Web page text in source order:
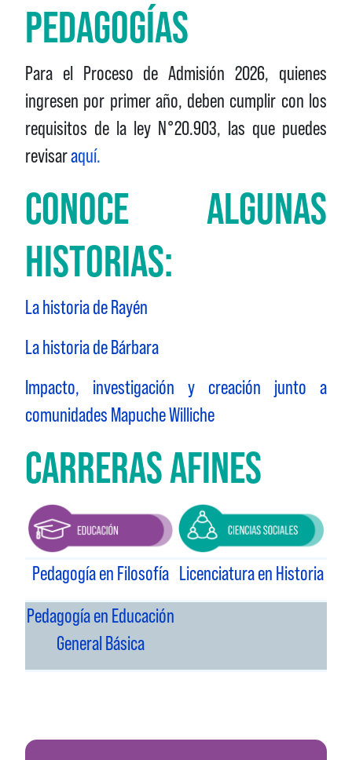
PEDAGOGÍAS
Para el Proceso de Admisión 2026, quienes
ingresen por primer año, deben cumplir con los
requisitos de la ley N°20.903, las que puedes
revisaraquí.
CONOCE ALGUNAS
HISTORIAS:
La historia de Rayén
La historia de Bárbara
Impacto, investigación y creación junto a
comunidades Mapuche Williche
CARRERAS AFINES
Pedagogía en Filosofía Licenciatura en Historia
Pedagogía en Educación
General Básica